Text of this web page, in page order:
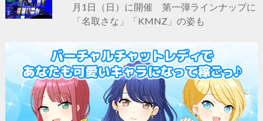
月1日（日）に開催 第一弾ラインナップに
「名取さな」「KMNZ」の姿も